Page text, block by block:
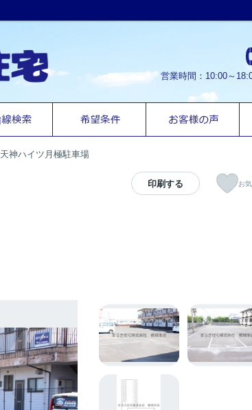
営業時間：10:00～
天神ハイツ月極駐車場
印刷する お